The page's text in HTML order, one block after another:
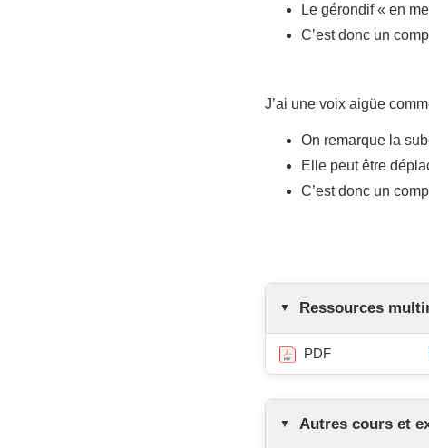
Le gérondif « en
C’est donc un
J’ai une voix aigüe
On remarque la
Elle peut être
C’est donc un
Ressources
PDF
Autres cours et